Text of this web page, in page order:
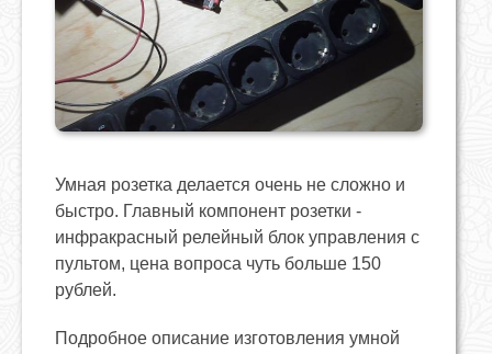
Умная розетка делается очень не сложно и
быстро. Главный компонент розетки -
инфракрасный релейный блок управления с
пультом, цена вопроса чуть больше 150
рублей.
Подробное описание изготовления умной